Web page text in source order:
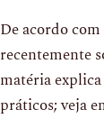
De acordo com
recentemente
matéria
práticos; veja